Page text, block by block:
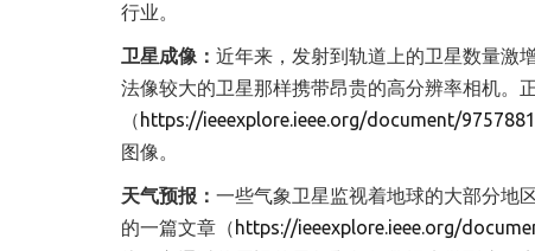
行业。
卫星成像： 近年来，发射到轨道上的卫星数量激
法像较大的卫星那样携带昂贵的高分辨率相机。
（ https://ieeexplore.ieee.org/document/9757881
图像。
天气预报： 一些气象卫星监视着地球的大部分地
的一篇文章（ https://ieeexplore.ieee.org/